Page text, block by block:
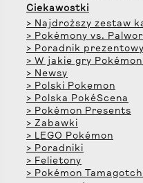
Ciekawostki
> Najdroższy zestaw
> Pokémony vs.
> Poradnik
> W jakie gry
> Newsy
> Polski Pokemon
> Polska PokéScena
> Pokémon Presents
> Zabawki
> LEGO Pokémon
> Poradniki
> Felietony
> Pokémon